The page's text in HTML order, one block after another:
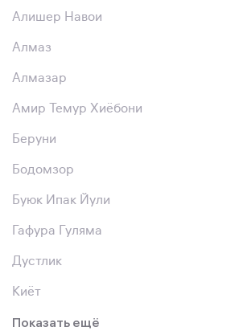
Алишер Навои
Алмаз
Алмазар
Амир Темур Хиёбони
Беруни
Бодомзор
Буюк Ипак Йули
Гафура Гуляма
Дустлик
Киёт
Показать ещё